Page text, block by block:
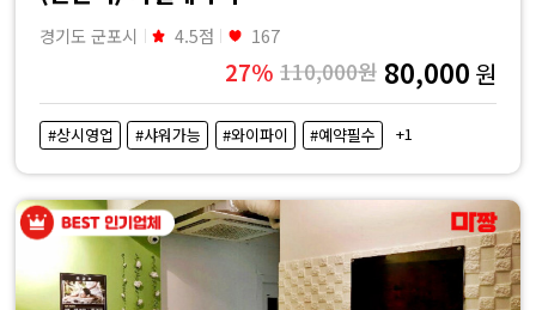
경기도 군포시 4.5점 167
27% 110,000원 80,000 원
#상시영업 #샤워가능 #와이파이 #예약필수 +1